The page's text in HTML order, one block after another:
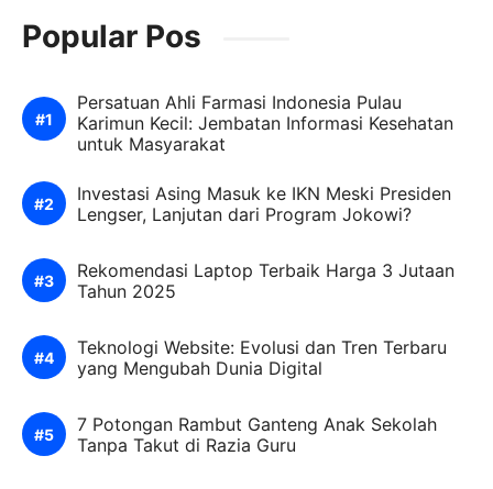
Popular Pos
Persatuan Ahli Farmasi Indonesia Pulau
Karimun Kecil: Jembatan Informasi Kesehatan
untuk Masyarakat
Investasi Asing Masuk ke IKN Meski Presiden
Lengser, Lanjutan dari Program Jokowi?
Rekomendasi Laptop Terbaik Harga 3 Jutaan
Tahun 2025
Teknologi Website: Evolusi dan Tren Terbaru
yang Mengubah Dunia Digital
7 Potongan Rambut Ganteng Anak Sekolah
Tanpa Takut di Razia Guru